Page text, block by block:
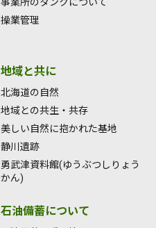
操業管理
地域と共に
北海道の自然
地域との共生・共存
美しい自然に抱かれた基地
静川遺跡
勇武津資料館(ゆうぶつしりょう
かん)
石油備蓄について